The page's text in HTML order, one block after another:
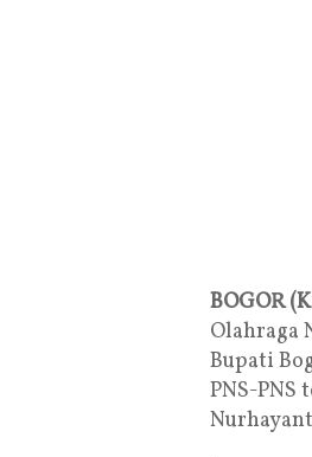
BOGOR
Olahraga
Bupati
PNS-